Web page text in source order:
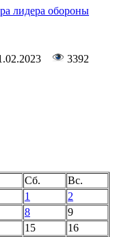
лидера обороны
3392
Сб.
Вс.
1
2
8
9
15
16